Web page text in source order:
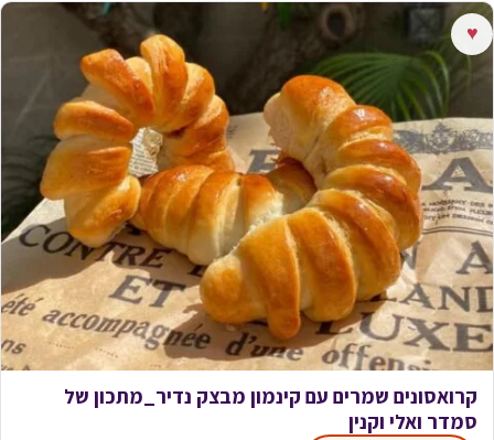
♥
קרואסונים שמרים עם קינמון מבצק נדיר_מתכון של
סמדר ואלי וקנין